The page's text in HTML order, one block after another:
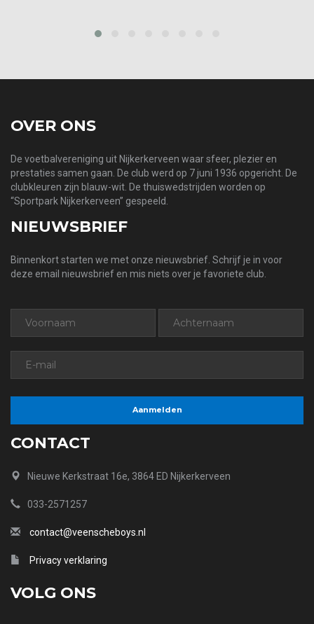
OVER ONS
De voetbalvereniging uit Nijkerkerveen waar sfeer, plezier en
prestaties samen gaan. De club werd op 7 juni 1936 opgericht. De
clubkleuren zijn blauw-wit. De thuiswedstrijden worden op
“Sportpark Nijkerkerveen” gespeeld.
NIEUWSBRIEF
Binnenkort starten we met onze nieuwsbrief. Schrijf je in voor
deze email nieuwsbrief en mis niets over je favoriete club.
CONTACT
Nieuwe Kerkstraat 16e, 3864 ED Nijkerkerveen
033-2571257
contact@veenscheboys.nl
Privacy verklaring
VOLG ONS